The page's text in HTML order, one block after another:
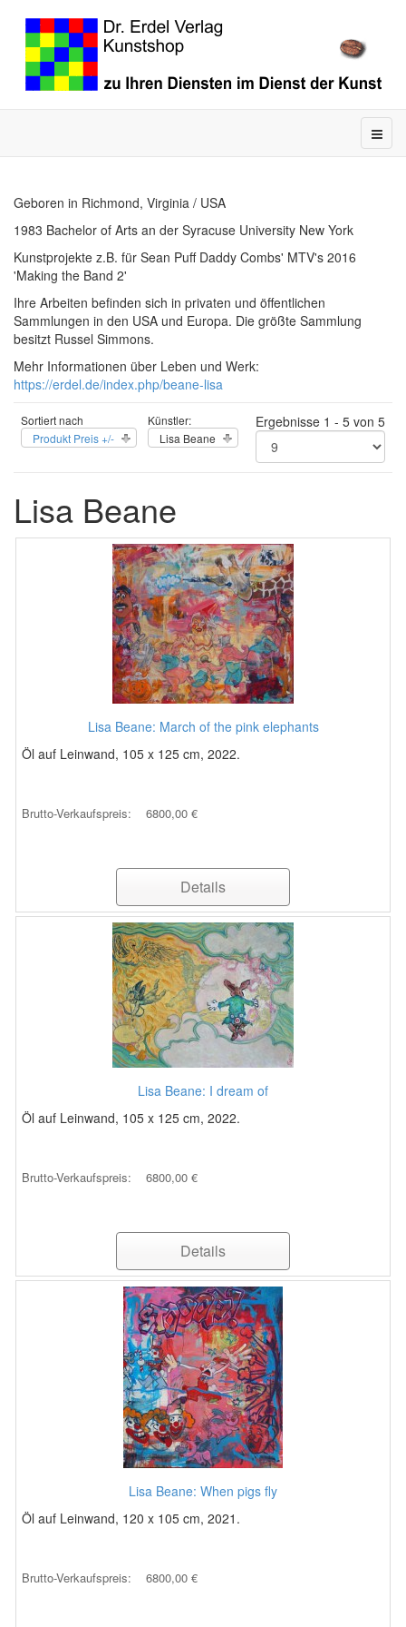
Geboren in Richmond, Virginia / USA
1983 Bachelor of Arts an der Syracuse University New York
Kunstprojekte z.B. für Sean Puff Daddy Combs' MTV's 2016
'Making the Band 2'
Ihre Arbeiten befinden sich in privaten und öffentlichen
Sammlungen in den USA und Europa. Die größte Sammlung
besitzt Russel Simmons.
Mehr Informationen über Leben und Werk:
https://erdel.de/index.php/beane-lisa
Sortiert nach
Produkt Preis +/-
Künstler:
Lisa Beane
Ergebnisse 1 - 5 von 5
Lisa Beane
Lisa Beane: March of the pink elephants
Öl auf Leinwand, 105 x 125 cm, 2022.
Brutto-Verkaufspreis: 6800,00 €
Details
Lisa Beane: I dream of
Öl auf Leinwand, 105 x 125 cm, 2022.
Brutto-Verkaufspreis: 6800,00 €
Details
Lisa Beane: When pigs fly
Öl auf Leinwand, 120 x 105 cm, 2021.
Brutto-Verkaufspreis: 6800,00 €